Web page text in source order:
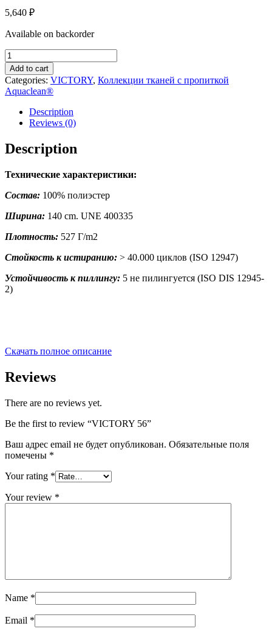
5,640 ₽
Available on backorder
VICTORY
56
quantity
Add to cart
Categories: VICTORY, Коллекции тканей с пропиткой
Aquaclean®
Description
Reviews (0)
Description
Технические характеристики:
Состав: 100% полиэстер
Ширина: 140 cm. UNE 400335
Плотность: 527 Г/m2
Стойкость к истиранию: > 40.000 циклов (ISO 12947)
Устойчивость к пиллингу: 5 не пилингуется (ISO DIS 12945-
2)
Скачать полное описание
Reviews
There are no reviews yet.
Be the first to review “VICTORY 56”
Ваш адрес email не будет опубликован. Обязательные поля
помечены *
Your rating *
Your review *
Name *
Email *